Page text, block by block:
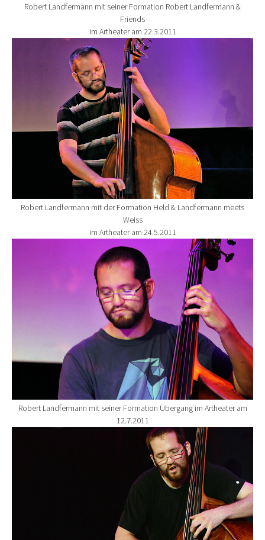
Robert Landfermann mit seiner Formation Robert Landfermann &
Friends
im Artheater am 22.3.2011
Show larger version for:
Robert Landfermann mit der Formation Held & Landfermann meets
Weiss
im Artheater am 24.5.2011
Show larger version for:
Robert Landfermann mit seiner Formation Übergang im Artheater am
12.7.2011